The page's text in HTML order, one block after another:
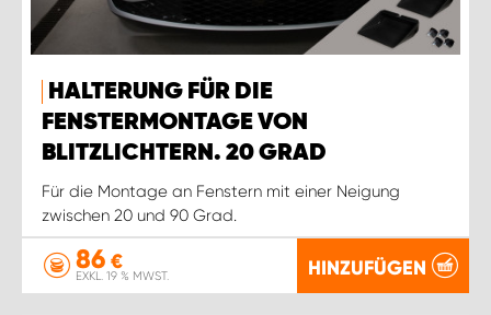
HALTERUNG FÜR DIE
FENSTERMONTAGE VON
BLITZLICHTERN. 20 GRAD
Für die Montage an Fenstern mit einer Neigung
zwischen 20 und 90 Grad.
86 €
EXKL. 19 % MWST. HINZUFÜGEN